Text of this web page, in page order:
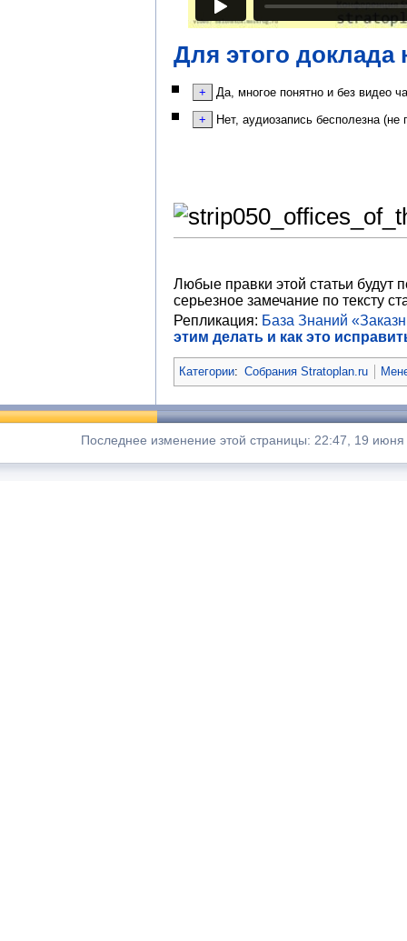
Для этого доклада
Да, многое понятно и без видео
Нет, аудиозапись бесполезна
Любые правки этой статьи будут
серьезное замечание по тексту
Репликация: База Знаний
этим делать и как это
Категории: Собрания Stratoplan.ru
Последнее изменение этой страницы: 22:47, 19